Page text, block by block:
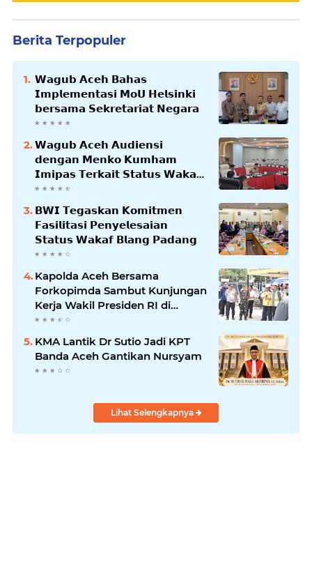
Berita Terpopuler
𝗪𝗮𝗴𝘂𝗯 𝗔𝗰𝗲𝗵 𝗕𝗮𝗵𝗮𝘀
𝗜𝗺𝗽𝗹𝗲𝗺𝗲𝗻𝘁𝗮𝘀𝗶 𝗠𝗼𝗨 𝗛𝗲𝗹𝘀𝗶𝗻𝗸𝗶
𝗯𝗲𝗿𝘀𝗮𝗺𝗮 𝗦𝗲𝗸𝗿𝗲𝘁𝗮𝗿𝗶𝗮𝘁 𝗡𝗲𝗴𝗮𝗿𝗮
𝗪𝗮𝗴𝘂𝗯 𝗔𝗰𝗲𝗵 𝗔𝘂𝗱𝗶𝗲𝗻𝘀𝗶
𝗱𝗲𝗻𝗴𝗮𝗻 𝗠𝗲𝗻𝗸𝗼 𝗞𝘂𝗺𝗵𝗮𝗺
𝗜𝗺𝗶𝗽𝗮𝘀 𝗧𝗲𝗿𝗸𝗮𝗶𝘁 𝗦𝘁𝗮𝘁𝘂𝘀 𝗪𝗮𝗸𝗮𝗳
𝗕𝗹𝗮𝗻𝗴𝗽𝗮𝗱𝗮𝗻𝗴
𝗕𝗪𝗜 𝗧𝗲𝗴𝗮𝘀𝗸𝗮𝗻 𝗞𝗼𝗺𝗶𝘁𝗺𝗲𝗻
𝗙𝗮𝘀𝗶𝗹𝗶𝘁𝗮𝘀𝗶 𝗣𝗲𝗻𝘆𝗲𝗹𝗲𝘀𝗮𝗶𝗮𝗻
𝗦𝘁𝗮𝘁𝘂𝘀 𝗪𝗮𝗸𝗮𝗳 𝗕𝗹𝗮𝗻𝗴 𝗣𝗮𝗱𝗮𝗻𝗴
Kapolda Aceh Bersama
Forkopimda Sambut Kunjungan
Kerja Wakil Presiden RI di
Kabupaten Bireuen
KMA Lantik Dr Sutio Jadi KPT
Banda Aceh Gantikan Nursyam
Lihat Selengkapnya